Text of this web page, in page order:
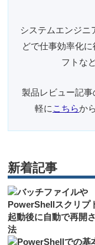
システムエンジニ
どで仕事効率化
フトな
製品レビュー記
軽に こちらか
新着記事